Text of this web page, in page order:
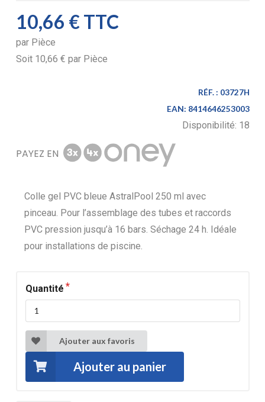
10,66 €TTC
par Pièce
Soit 10,66 € par Pièce
RÉF. : 03727H
EAN: 8414646253003
Disponibilité: 18
PAYEZ EN
Colle gel PVC bleue AstralPool 250 ml avec
pinceau. Pour l’assemblage des tubes et raccords
PVC pression jusqu’à 16 bars. Séchage 24 h. Idéale
pour installations de piscine.
Quantité
Ajouter aux favoris
Ajouter au panier